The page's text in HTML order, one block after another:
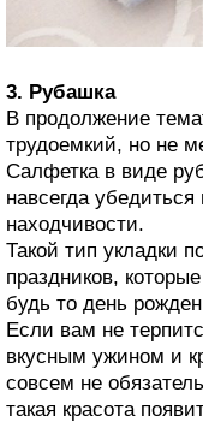
3. Рубашка
В продолжение
трудоемкий, но не
Салфетка в виде
навсегда
находчивости.
Такой тип укладки
праздников,
будь то день
Если вам не
вкусным ужином и
совсем не
такая красота